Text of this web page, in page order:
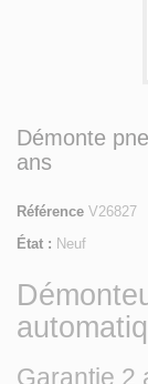
Démonte
ans
Référence V26827
État : Neuf
Garantie 2